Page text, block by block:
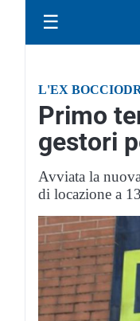
☰
L'EX
Primo
gestori
Avviata la
di locazione a